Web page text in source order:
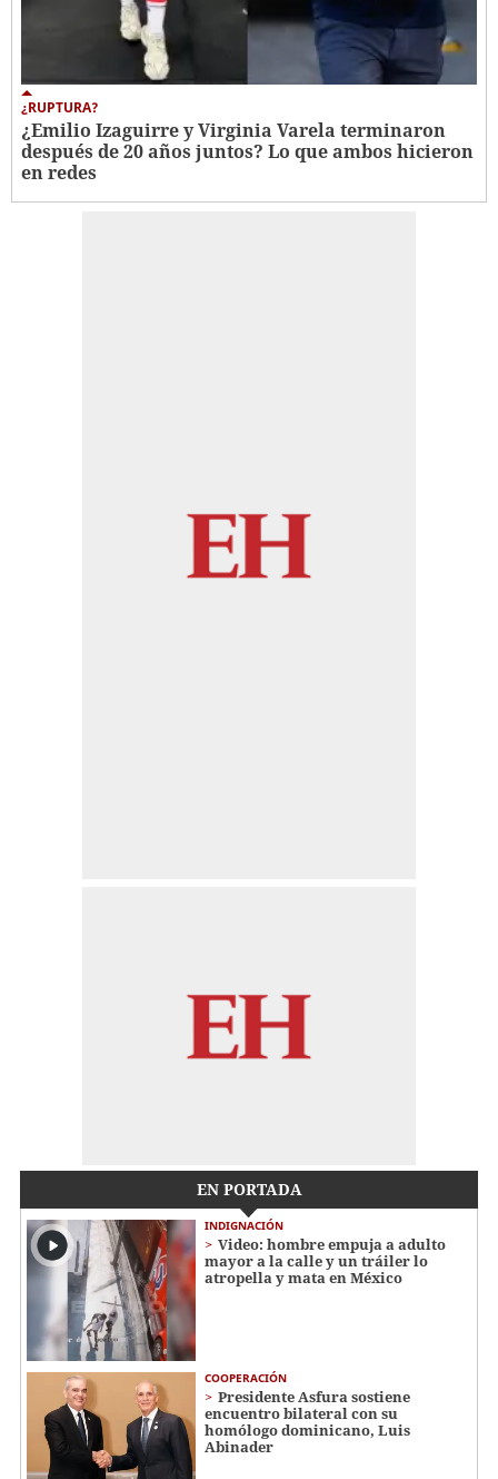
¿RUPTURA?
¿Emilio Izaguirre y Virginia Varela terminaron
después de 20 años juntos? Lo que ambos hicieron
en redes
EN PORTADA
INDIGNACIÓN
Video: hombre empuja a adulto
mayor a la calle y un tráiler lo
atropella y mata en México
COOPERACIÓN
Presidente Asfura sostiene
encuentro bilateral con su
homólogo dominicano, Luis
Abinader